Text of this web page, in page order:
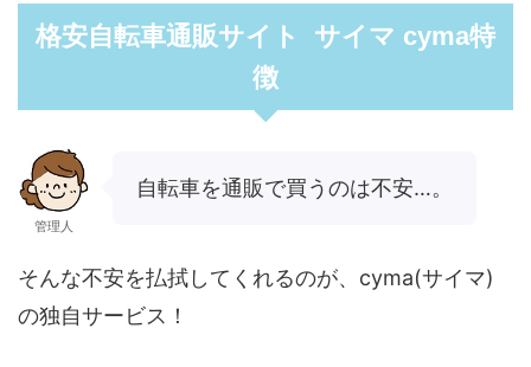
格安自転車通販サイト サイマ cyma特
徴
管理人
自転車を通販で買うのは不安…。
そんな不安を払拭してくれるのが、cyma(サイマ)
の独自サービス！